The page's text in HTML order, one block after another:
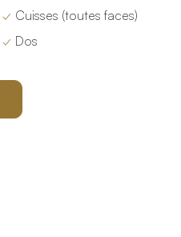
✓ Cuisses (toutes faces)
✓ Dos